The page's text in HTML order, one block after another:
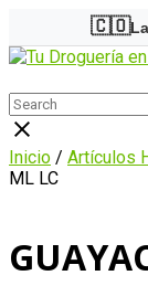
content
🇨🇴
Home
Menu
Search
for:
Search
for:
Close
search
bar
Inicio / Artículos
ML LC